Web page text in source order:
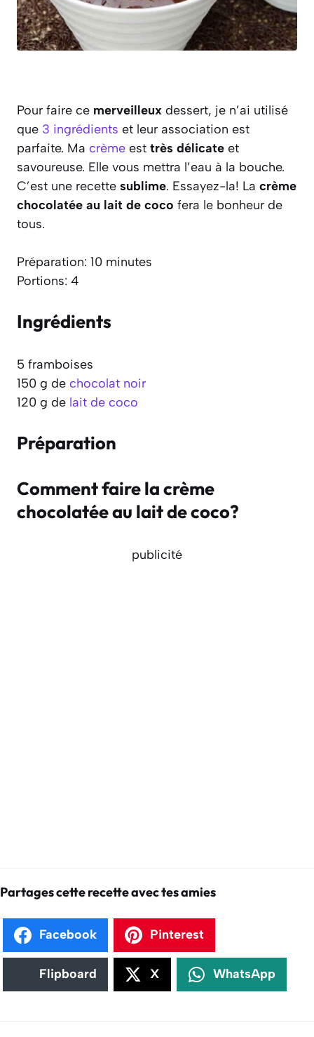
Pour faire ce merveilleux dessert, je n’ai utilisé
que 3 ingrédients et leur association est
parfaite. Ma crème est très délicate et
savoureuse. Elle vous mettra l’eau à la bouche.
C’est une recette sublime. Essayez-la! La crème
chocolatée au lait de coco fera le bonheur de
tous.
Préparation: 10 minutes
Portions: 4
Ingrédients
5 framboises
150 g de chocolat noir
120 g de lait de coco
Préparation
Comment faire la crème
chocolatée au lait de coco?
publicité
Partages cette recette avec tes amies
Facebook Pinterest
Flipboard X WhatsApp